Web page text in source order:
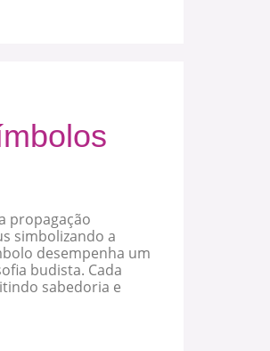
propagação
simbolizando a
desempenha um
budista. Cada
sabedoria e